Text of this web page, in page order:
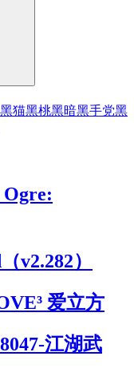
黑猫黑桃黑暗黑手党黑
v2.282）
爱立方
江湖武